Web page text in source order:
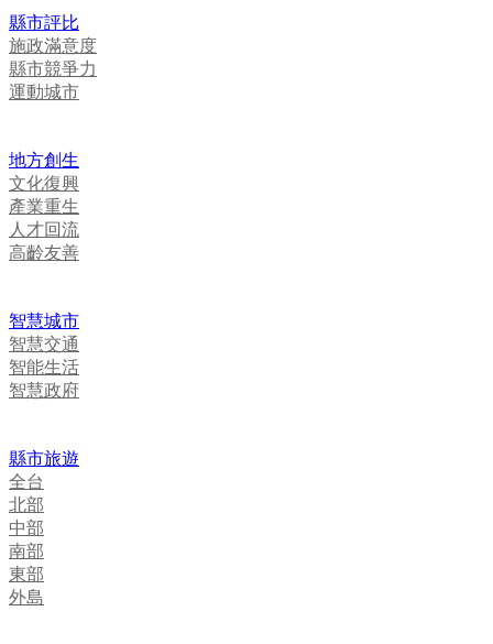
縣市評比
施政滿意度
縣市競爭力
運動城市
地方創生
文化復興
產業重生
人才回流
高齡友善
智慧城市
智慧交通
智能生活
智慧政府
縣市旅遊
全台
北部
中部
南部
東部
外島